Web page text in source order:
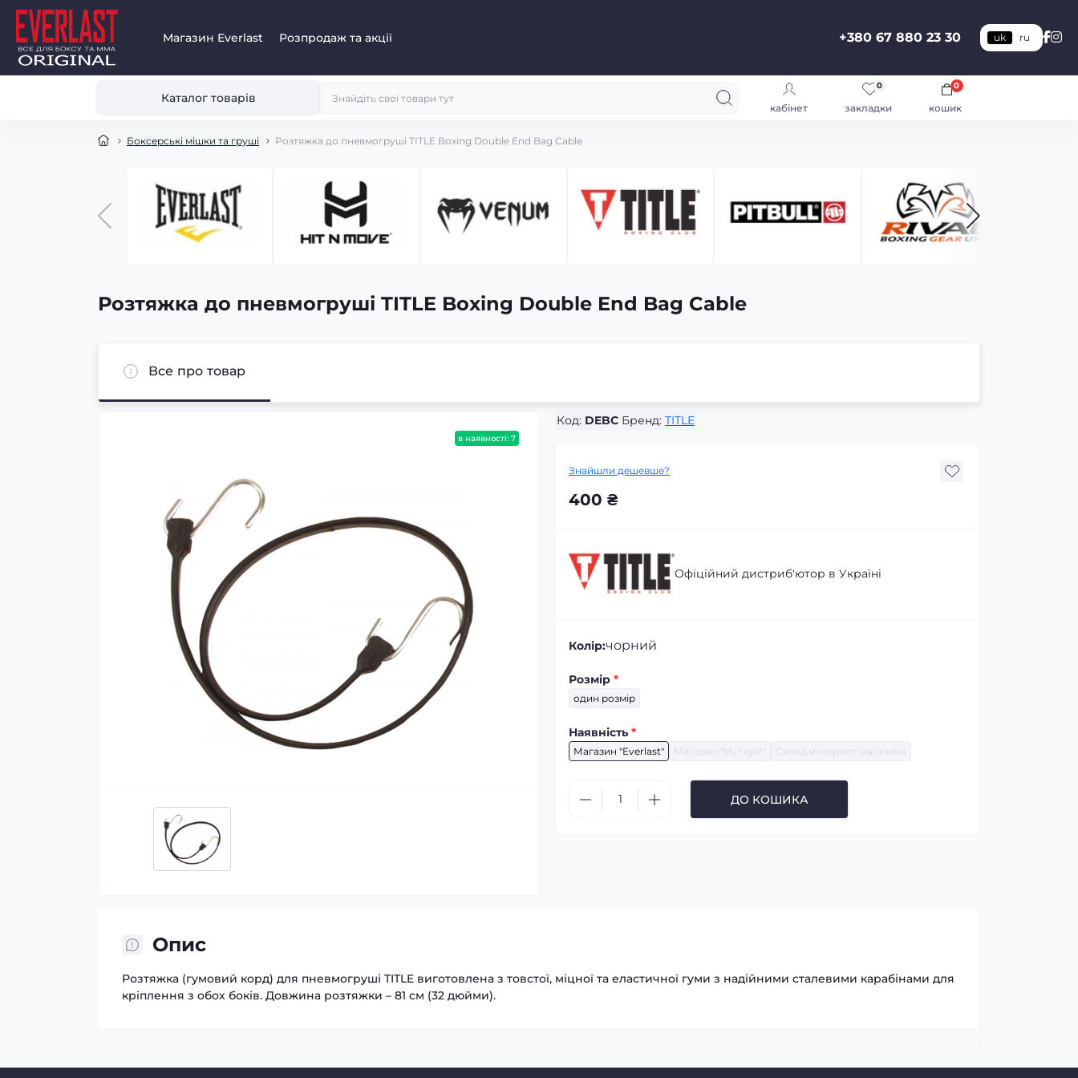
Магазин Everlast Розпродаж та акції +380 67 880 23 30 uk ru
Каталог товарів
кабінет закладки
0
кошик
0
Боксерські мішки та груші Розтяжка до пневмогруші TITLE Boxing Double End Bag Cable
Розтяжка до пневмогруші TITLE Boxing Double End Bag Cable
Все про товар
в наявності: 7
Код: DEBC Бренд: TITLE
Знайшли дешевше?
400 ₴
Офіційний дистриб'ютор в Україні
Колір:чорний
Розмір *
один розмір
Наявність *
Магазин "Everlast" Магазин "MyFight" Склад интернет-магазина
ДО КОШИКА
Опис
Розтяжка (гумовий корд) для пневмогруші TITLE виготовлена з товстої, міцної та еластичної гуми з надійними сталевими карабінами для
кріплення з обох боків. Довжина розтяжки – 81 см (32 дюйми).